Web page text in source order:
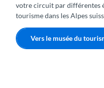
votre circuit par différentes
tourisme dans les Alpes
Vers le musée du